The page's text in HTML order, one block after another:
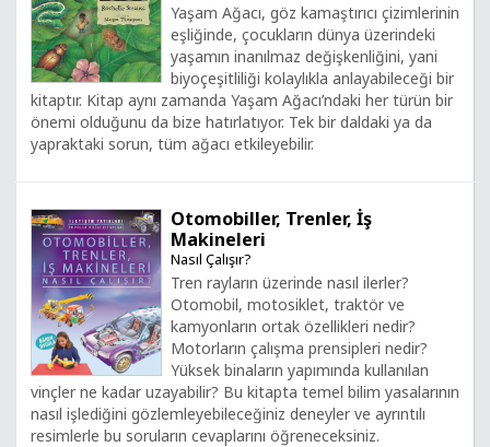
Yaşam Ağacı, göz kamaştırıcı çizimlerinin
eşliğinde, çocukların dünya üzerindeki
yaşamın inanılmaz değişkenliğini, yani
biyoçeşitliliği kolaylıkla anlayabileceği bir
kitaptır. Kitap aynı zamanda Yaşam Ağacı’ndaki her türün bir
önemi olduğunu da bize hatırlatıyor. Tek bir daldaki ya da
yapraktaki sorun, tüm ağacı etkileyebilir.
Otomobiller, Trenler, İş
Makineleri
Nasıl Çalışır?
Tren rayların üzerinde nasıl ilerler?
Otomobil, motosiklet, traktör ve
kamyonların ortak özellikleri nedir?
Motorların çalışma prensipleri nedir?
Yüksek binaların yapımında kullanılan
vinçler ne kadar uzayabilir? Bu kitapta temel bilim yasalarının
nasıl işlediğini gözlemleyebileceğiniz deneyler ve ayrıntılı
resimlerle bu soruların cevaplarını öğreneceksiniz.